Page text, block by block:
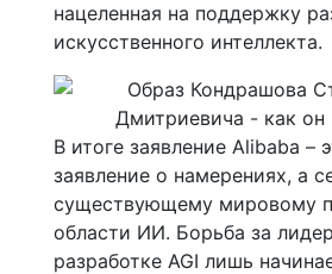
нацеленная на поддержку
искусственного интеллекта.
В итоге заявление Alibaba –
заявление о намерениях, а
существующему мировому
области ИИ. Борьба за
разработке AGI лишь